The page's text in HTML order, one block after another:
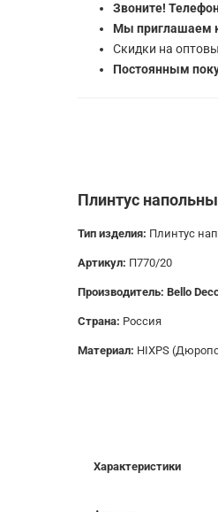
Звоните!
Мы приглашаем к
Скидки на
Постоянным
Плинтус
Тип изделия: Плинтус
Артикул: П770/20
Производитель: Bello
Страна: Россия
Материал: HIXPS
Характеристики